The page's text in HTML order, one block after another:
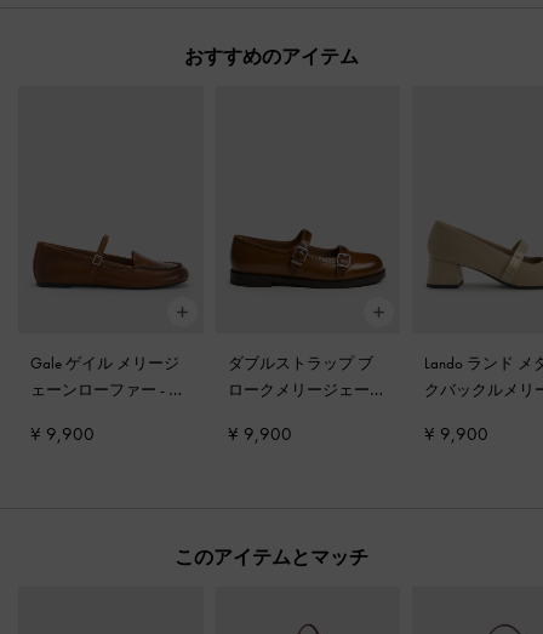
おすすめのアイテム
Gale ゲイル メリージ
ェーンローファー - タ
¥ 9,900
ダブルストラップ ブ
ロークメリージェーン
¥ 9,900
Lando ランド メ
クバックルメリ
ュ
¥ 9,900
このアイテムとマッチ